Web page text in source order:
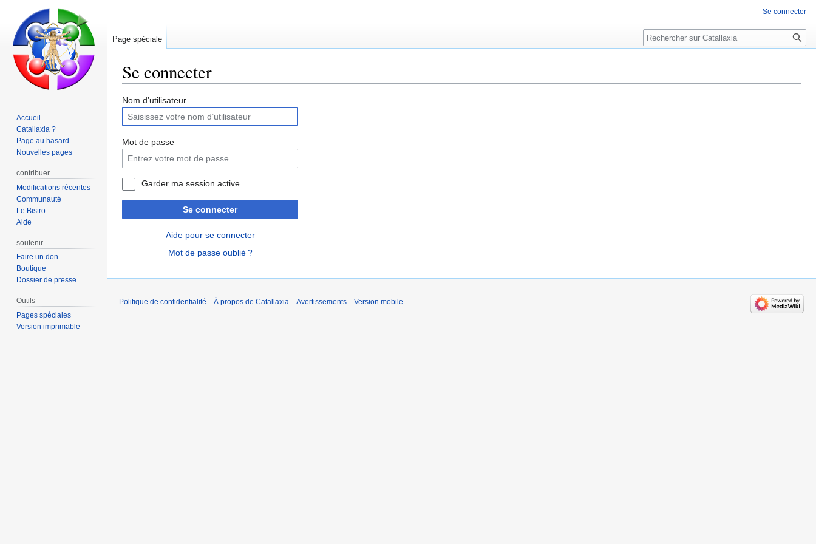
Se connecter
Aller
la
navigation
Aller
la
recherche
Nom d’utilisateur
Mot de passe
Garder ma session active
Se connecter
Aide pour se connecter
Mot de passe oublié ?
Se connecter
Page spéciale Rechercher
Accueil
Catallaxia ?
Page au hasard
Nouvelles pages
contribuer
Modifications récentes
Communauté
Le Bistro
Aide
soutenir
Faire un don
Boutique
Dossier de presse
Outils
Pages spéciales
Version imprimable
Politique de confidentialité À propos de Catallaxia Avertissements Version mobile